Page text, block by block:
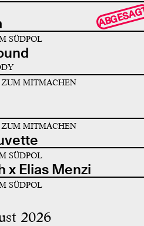
SÜDPOL
MITMACHEN
MITMACHEN
SÜDPOL
x Elias Menzi
SÜDPOL
2026